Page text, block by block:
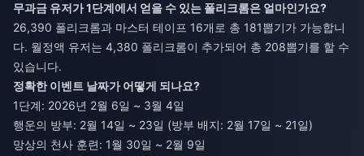
무과금 유저가 1단계에서 얻을 수 있는 폴리크롬은 얼마인가요?
26,390 폴리크롬과 마스터 테이프 16개로 총 181뽑기가 가능합니
다. 월정액 유저는 4,380 폴리크롬이 추가되어 총 208뽑기를 할 수
있습니다.
정확한 이벤트 날짜가 어떻게 되나요?
1단계: 2026년 2월 6일 ~ 3월 4일
행운의 방부: 2월 14일 ~ 23일 (방부 배지: 2월 17일 ~ 21일)
망상의 천사 훈련: 1월 30일 ~ 2월 9일